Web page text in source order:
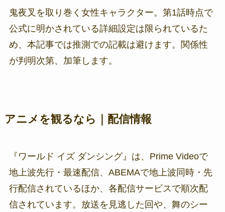
鬼夜叉を取り巻く女性キャラクター。第1話時点で
公式に明かされている詳細設定は限られているた
め、本記事では推測での記載は避けます。関係性
が判明次第、加筆します。
アニメを観るなら｜配信情報
『ワールド イズ ダンシング』は、Prime Videoで
地上波先行・最速配信、ABEMAで地上波同時・先
行配信されているほか、各配信サービスで順次配
信されています。放送を見逃した回や、舞のシー